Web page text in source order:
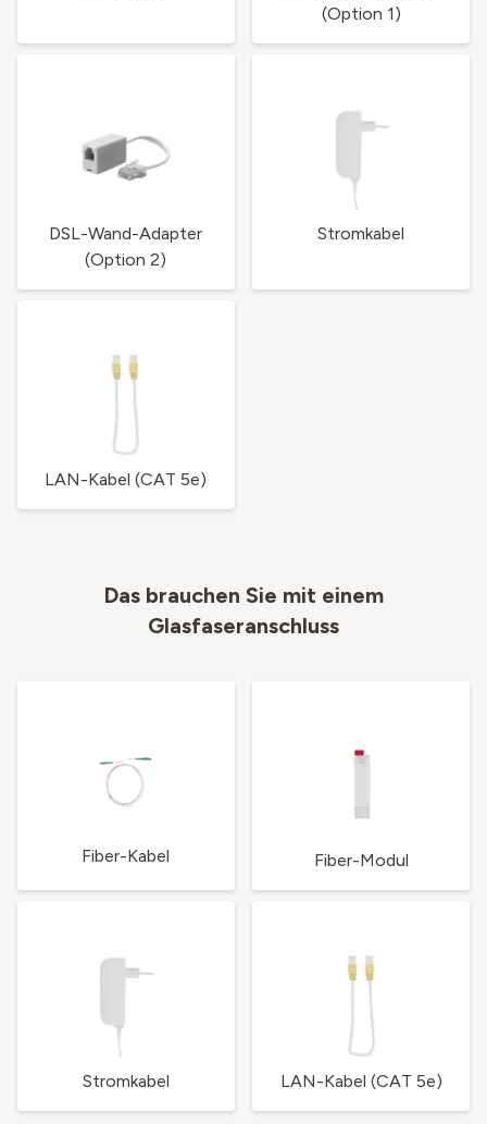
(Option 1)
DSL-Wand-Adapter
(Option 2)
Stromkabel
LAN-Kabel (CAT 5e)
Das brauchen Sie mit einem
Glasfaseranschluss
Fiber-Kabel Fiber-Modul
Stromkabel LAN-Kabel (CAT 5e)